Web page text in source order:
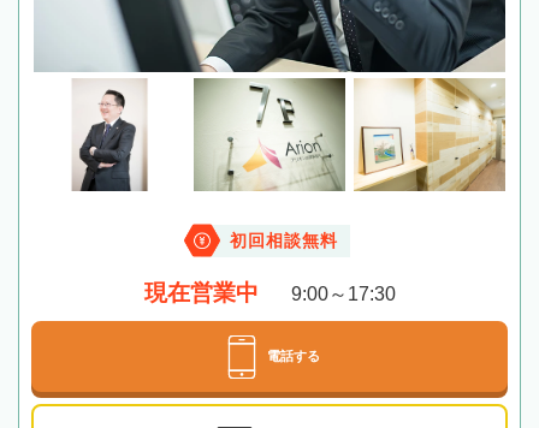
初回相談無料
現在営業中 9:00～17:30
電話する